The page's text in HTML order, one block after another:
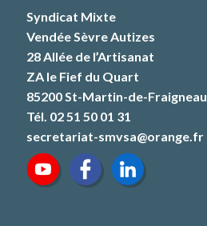
Syndicat Mixte
Vendée Sèvre Autizes
28 Allée de l’Artisanat
ZA le Fief du Quart
85200 St-Martin-de-Fraigneau
Tél. 02 51 50 01 31
secretariat-smvsa@orange.fr